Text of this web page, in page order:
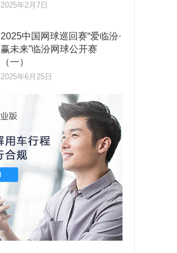
2025年2月7日
2025中国网球巡回赛“爱临汾·
赢未来”临汾网球公开赛
（一）
2025年6月25日